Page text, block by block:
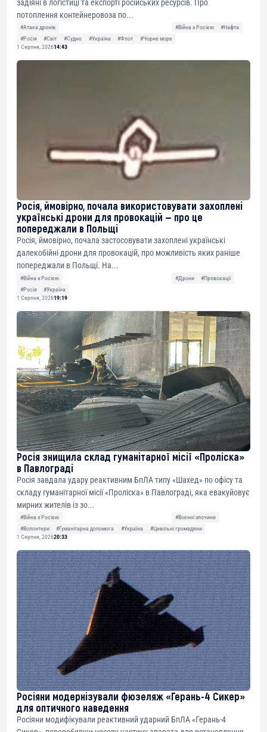
задіяні в логістиці та експорті російських ресурсів. Про
потоплення контейнеровоза по...
#Атака дронів #Війна з Росією
#Нафта
#Росія
#Світ #Судно #Україна #Флот
#Чорне море
1 Серпня, 202614:43
Росія, ймовірно, почала використовувати захоплені
українські дрони для провокацій — про це
попереджали в Польщі
Росія, ймовірно, почала застосовувати захоплені українські
далекобійні дрони для провокацій, про можливість яких раніше
попереджали в Польщі. На...
#Війна з Росією #Дрони
#Провокації
#Росія
#Україна
1 Серпня, 202619:19
Росія знищила склад гуманітарної місії «Проліска»
в Павлограді
Росія завдала удару реактивним БпЛА типу «Шахед» по офісу та
складу гуманітарної місії «Проліска» в Павлограді, яка евакуйовує
мирних жителів із зо...
#Війна з Росією
#Воєнні злочини
#Волонтери
#Гуманітарна допомога #Україна
#Цивільні громадяни
1 Серпня, 202620:33
Росіяни модернізували фюзеляж «Герань-4 Сикер»
для оптичного наведення
Росіяни модифікували реактивний ударний БпЛА «Герань-4